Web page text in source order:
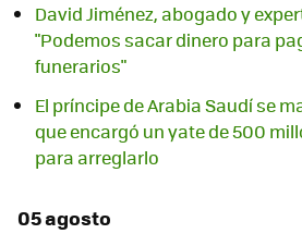
David Jiménez, abogado y
"Podemos sacar dinero para
funerarios"
El príncipe de Arabia Saudí se
que encargó un yate de 500
para arreglarlo
05 agosto